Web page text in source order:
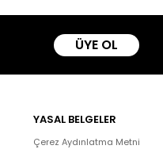
ÜYE OL
YASAL BELGELER
Çerez Aydınlatma Metni